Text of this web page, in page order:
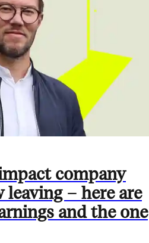
company
– here are
and the one